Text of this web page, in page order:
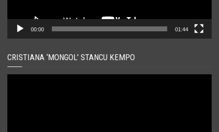
00:00 01:44
CRISTIANA ‘MONGOL’ STANCU KEMPO